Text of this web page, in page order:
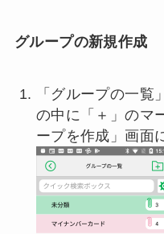
グループの新規作成
「グループの一
の中に「＋」のマ
ープを作成」画面